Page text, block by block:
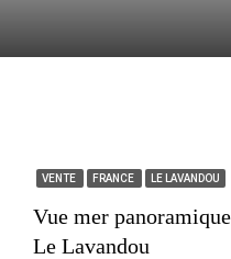
VENTE FRANCE LE LAVANDOU
Vue mer
Le Lavandou